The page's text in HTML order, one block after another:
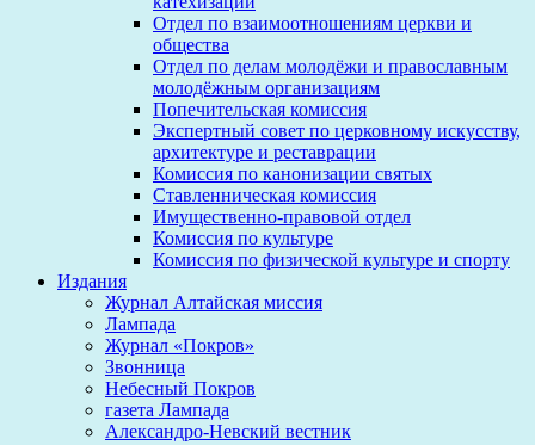
Отдел по взаимоотношениям церкви и
общества
Отдел по делам молодёжи и православным
молодёжным организациям
Попечительская комиссия
Экспертный совет по церковному искусству,
архитектуре и реставрации
Комиссия по канонизации святых
Ставленническая комиссия
Имущественно-правовой отдел
Комиссия по культуре
Комиссия по физической культуре и спорту
Издания
Журнал Алтайская миссия
Лампада
Журнал «Покров»
Звонница
Небесный Покров
газета Лампада
Александро-Невский вестник